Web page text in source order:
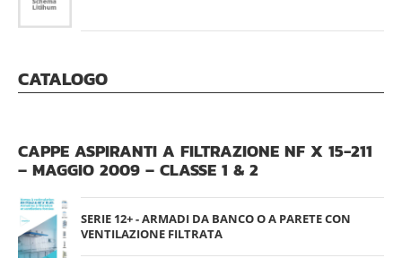
CATALOGO
CAPPE ASPIRANTI A FILTRAZIONE NF X 15-211
– MAGGIO 2009 – CLASSE 1 & 2
SERIE 12+ - ARMADI DA BANCO O A PARETE CON
VENTILAZIONE FILTRATA